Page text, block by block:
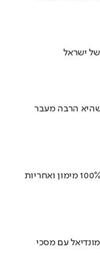
ישראל
הרבה מעבר
סיאט ויונדאי מדוגמות החל מ-39,900 ש״ח עם 100% מימון ואחריות